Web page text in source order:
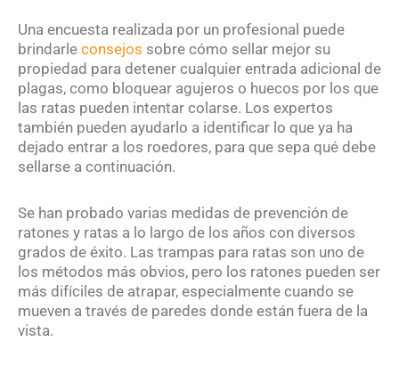
Una encuesta realizada por un profesional puede
brindarle consejos sobre cómo sellar mejor su
propiedad para detener cualquier entrada adicional de
plagas, como bloquear agujeros o huecos por los que
las ratas pueden intentar colarse. Los expertos
también pueden ayudarlo a identificar lo que ya ha
dejado entrar a los roedores, para que sepa qué debe
sellarse a continuación.
Se han probado varias medidas de prevención de
ratones y ratas a lo largo de los años con diversos
grados de éxito. Las trampas para ratas son uno de
los métodos más obvios, pero los ratones pueden ser
más difíciles de atrapar, especialmente cuando se
mueven a través de paredes donde están fuera de la
vista.